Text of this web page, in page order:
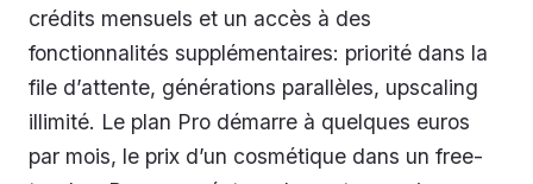
crédits mensuels et un accès à des
fonctionnalités supplémentaires: priorité dans la
file d’attente, générations parallèles, upscaling
illimité. Le plan Pro démarre à quelques euros
par mois, le prix d’un cosmétique dans un free-